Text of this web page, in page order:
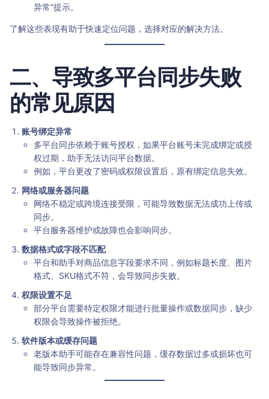
异常”提示。
了解这些表现有助于快速定位问题，选择对应的解决方法。
二、导致多平台同步失败
的常见原因
账号绑定异常
多平台同步依赖于账号授权，如果平台账号未完成绑定或授
权过期，助手无法访问平台数据。
例如，平台更改了密码或权限设置后，原有绑定信息失效。
网络或服务器问题
网络不稳定或跨境连接受限，可能导致数据无法成功上传或
同步。
平台服务器维护或故障也会影响同步。
数据格式或字段不匹配
平台和助手对商品信息字段要求不同，例如标题长度、图片
格式、SKU格式不符，会导致同步失败。
权限设置不足
部分平台需要特定权限才能进行批量操作或数据同步，缺少
权限会导致操作被拒绝。
软件版本或缓存问题
老版本助手可能存在兼容性问题，缓存数据过多或损坏也可
能导致同步异常。